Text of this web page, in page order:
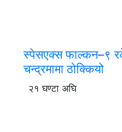
स्पेसएक्स फाल्कन–९
चन्द्रमामा ठोक्कियो
२१ घण्टा अघि